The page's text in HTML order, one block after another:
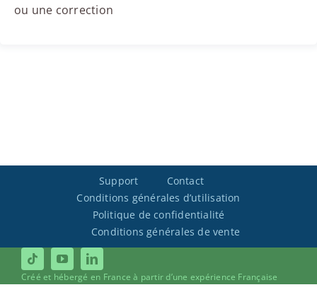
ou une correction
Support
Contact
Conditions générales d’utilisation
Politique de confidentialité
Conditions générales de vente
Créé et hébergé en France à partir d’une expérience Française